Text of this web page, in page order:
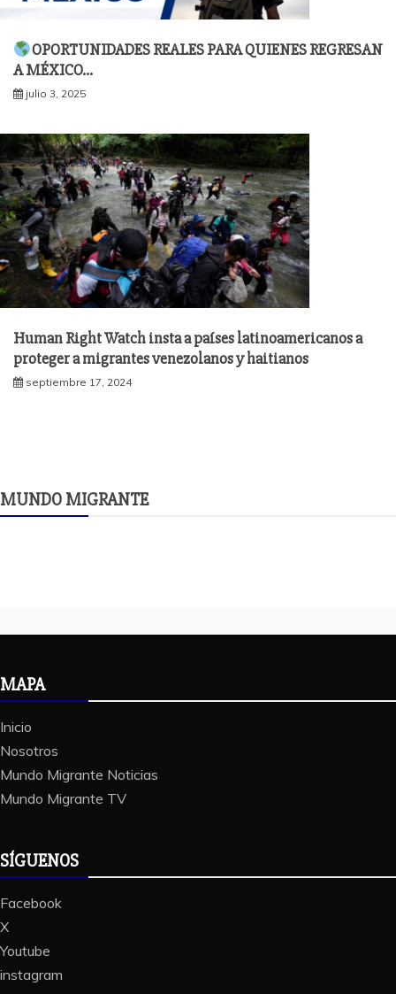
OPORTUNIDADES REALES PARA QUIENES REGRESAN
A MÉXICO…
julio 3, 2025
Human Right Watch insta a países latinoamericanos a
proteger a migrantes venezolanos y haitianos
septiembre 17, 2024
MUNDO MIGRANTE
MAPA
Inicio
Nosotros
Mundo Migrante Noticias
Mundo Migrante TV
SÍGUENOS
Facebook
X
Youtube
instagram